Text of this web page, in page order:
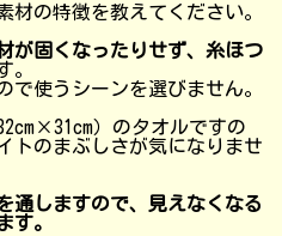
材の特徴を教えてください。
が固くなったりせず、糸ほつ
。
で使うシーンを選びません。
）のタオルですの
トのまぶしさが気になりませ
通しますので、見えなくなる
す。